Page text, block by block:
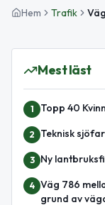
Hem Trafik
Mest läst
1 Topp 40
2 Teknisk
3 Ny
4 Väg 786
grund av